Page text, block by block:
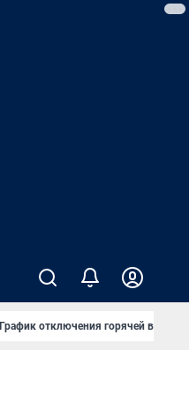
График отключения горячей воды в